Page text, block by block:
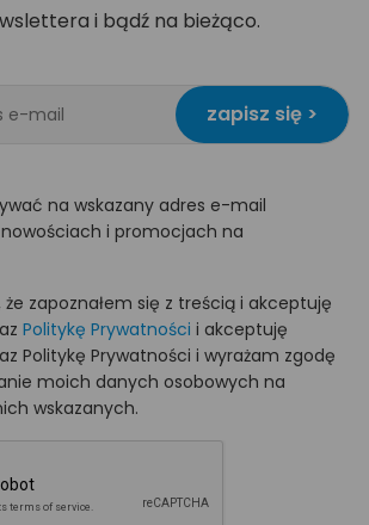
i bądź na bieżąco.
zapisz się >
na wskazany adres e-mail
i promocjach na
zapoznałem się z treścią i akceptuję
Politykę Prywatności i akceptuję
Politykę Prywatności i wyrażam zgodę
moich danych osobowych na
wskazanych.